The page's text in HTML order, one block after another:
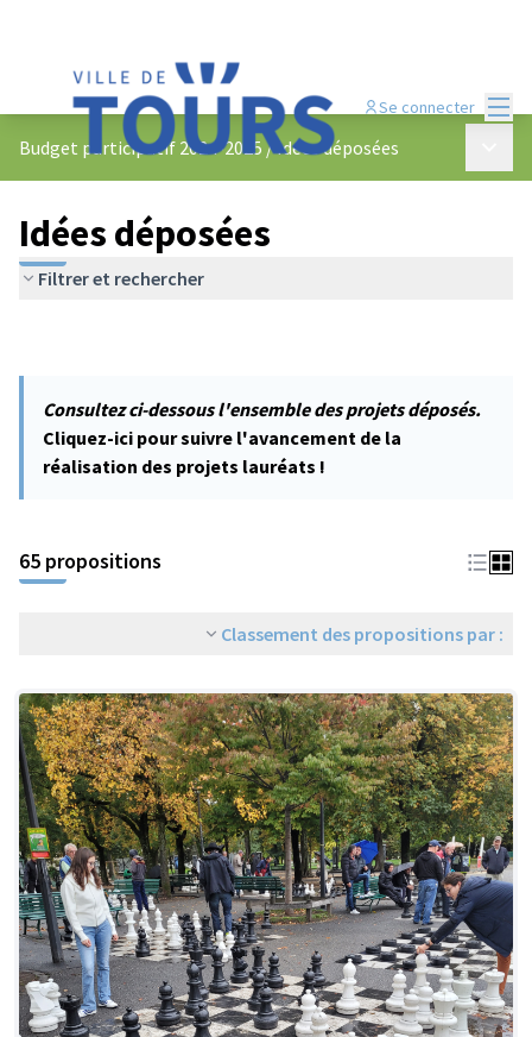
Se connecter
Budget participatif 2024-2025 /Idées déposées
Idées déposées
Filtrer et rechercher
Consultez ci-dessous l'ensemble des projets déposés.
Cliquez-ici pour suivre l'avancement de la
réalisation des projets lauréats !
65 propositions
Classement des propositions par :